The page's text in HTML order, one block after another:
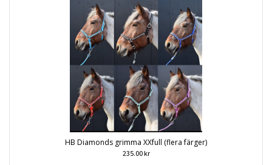
HB Diamonds grimma XXfull (flera färger)
235.00 kr